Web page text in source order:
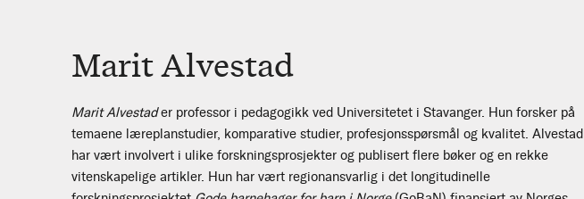
Marit Alvestad
Marit Alvestader professor i pedagogikk ved Universitetet i Stavanger. Hun forsker på
temaene læreplanstudier, komparative studier, profesjonsspørsmål og kvalitet. Alvestad
har vært involvert i ulike forskningsprosjekter og publisert flere bøker og en rekke
vitenskapelige artikler. Hun har vært regionansvarlig i det longitudinelle